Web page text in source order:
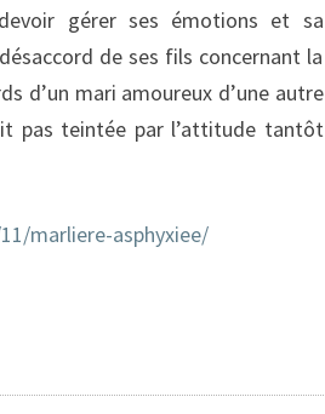
gérer ses émotions et sa
de ses fils concernant la
d’un mari amoureux d’une autre
pas teintée par l’attitude tantôt
marliere-asphyxiee/